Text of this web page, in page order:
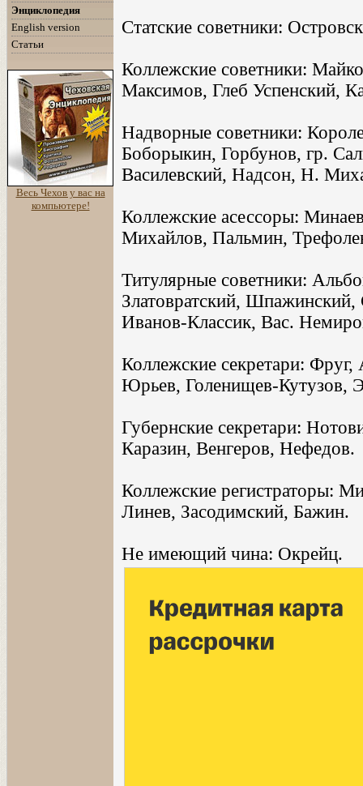
Энциклопедия
English version
Статьи
Весь Чехов у вас на
компьютере!
Статские советники:
Коллежские советники:
Максимов, Глеб Успенский,
Надворные советники:
Боборыкин, Горбунов, гр.
Василевский, Надсон, Н.
Коллежские асессоры:
Михайлов, Пальмин,
Титулярные советники:
Златовратский,
Иванов-Классик, Вас.
Коллежские секретари:
Юрьев, Голенищев-Кутузов,
Губернские секретари:
Каразин, Венгеров, Нефедов.
Коллежские регистраторы:
Линев, Засодимский, Бажин.
Не имеющий чина: Окрейц.